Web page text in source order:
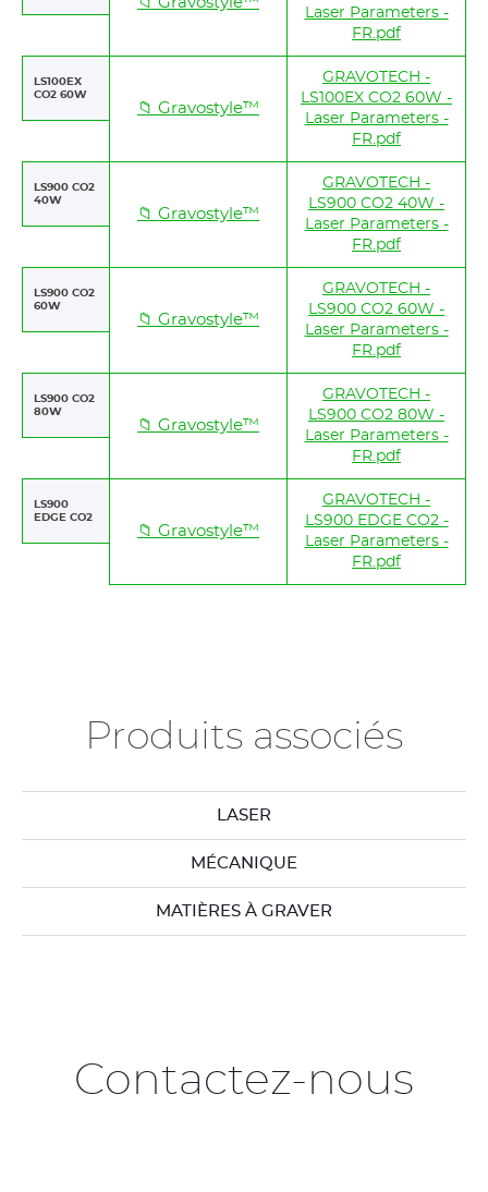
Laser Parameters -
FR.pdf
LS100EX
CO2 60W
📁 Gravostyle™
GRAVOTECH -
LS100EX CO2 60W -
Laser Parameters -
FR.pdf
LS900 CO2
40W
📁 Gravostyle™
GRAVOTECH -
LS900 CO2 40W -
Laser Parameters -
FR.pdf
LS900 CO2
60W
📁 Gravostyle™
GRAVOTECH -
LS900 CO2 60W -
Laser Parameters -
FR.pdf
LS900 CO2
80W
📁 Gravostyle™
GRAVOTECH -
LS900 CO2 80W -
Laser Parameters -
FR.pdf
LS900
EDGE CO2
📁 Gravostyle™
GRAVOTECH -
LS900 EDGE CO2 -
Laser Parameters -
FR.pdf
Produits associés
LASER
MÉCANIQUE
MATIÈRES À GRAVER
Contactez-nous